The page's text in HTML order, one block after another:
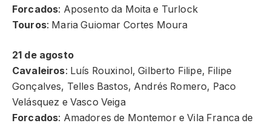
Forcados: Aposento da Moita e Turlock
Touros: Maria Guiomar Cortes Moura
21 de agosto
Cavaleiros: Luís Rouxinol, Gilberto Filipe, Filipe
Gonçalves, Telles Bastos, Andrés Romero, Paco
Velásquez e Vasco Veiga
Forcados: Amadores de Montemor e Vila Franca de